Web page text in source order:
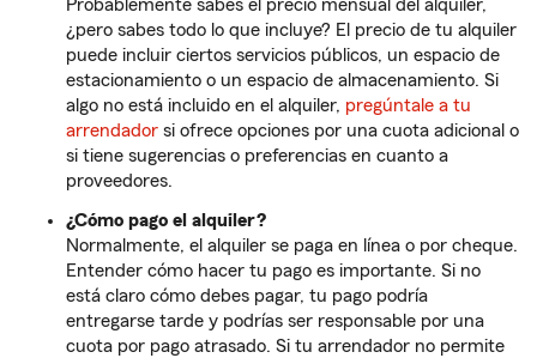
Probablemente sabes el precio mensual del alquiler,
¿pero sabes todo lo que incluye? El precio de tu alquiler
puede incluir ciertos servicios públicos, un espacio de
estacionamiento o un espacio de almacenamiento. Si
algo no está incluido en el alquiler, pregúntale a tu
arrendador si ofrece opciones por una cuota adicional o
si tiene sugerencias o preferencias en cuanto a
proveedores.
¿Cómo pago el alquiler?
Normalmente, el alquiler se paga en línea o por cheque.
Entender cómo hacer tu pago es importante. Si no
está claro cómo debes pagar, tu pago podría
entregarse tarde y podrías ser responsable por una
cuota por pago atrasado. Si tu arrendador no permite